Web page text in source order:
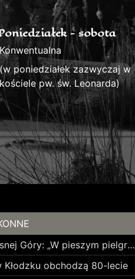
- sobota
Konwentualna
(w poniedziałek zazwyczaj w
kościele pw. św. Leonarda)
Przeor Jasnej Góry: „W pieszym pielgrzymowaniu jest coś niezwykłego”
Kłodzku obchodzą 80-lecie